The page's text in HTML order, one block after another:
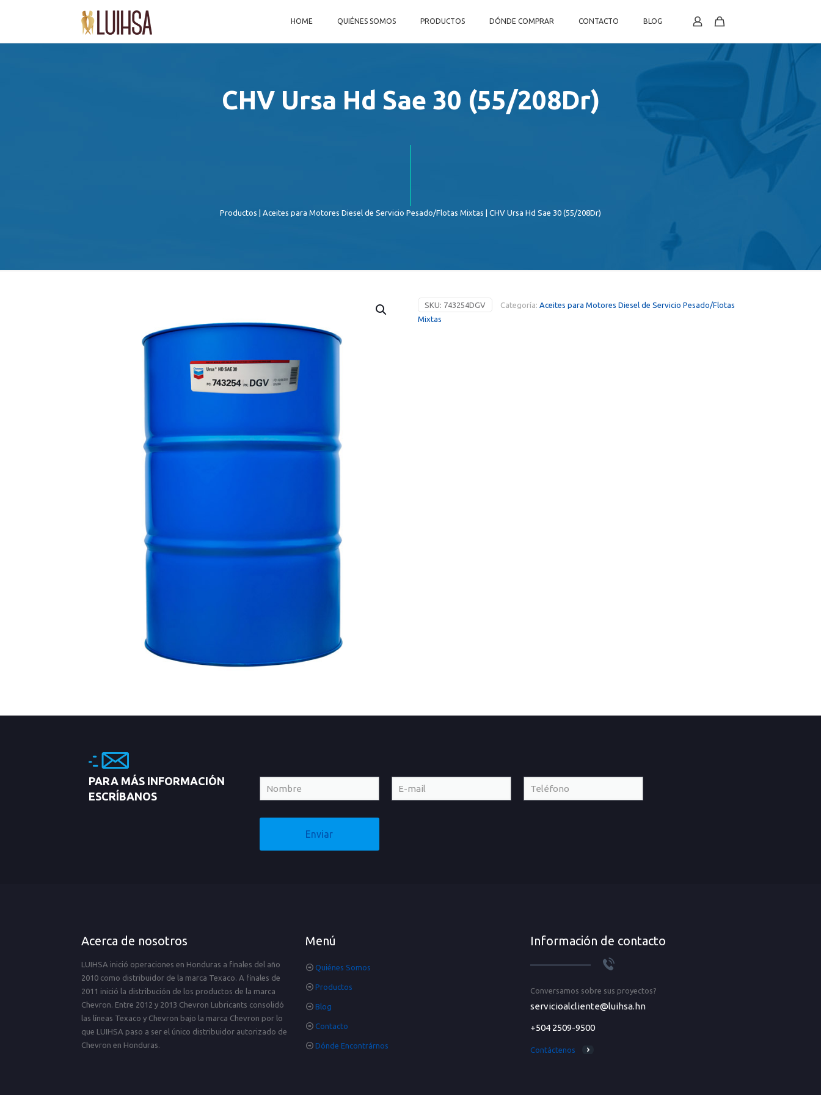
HOME QUIÉNES SOMOS PRODUCTOS DÓNDE COMPRAR CONTACTO BLOG
CHV Ursa Hd Sae 30 (55/208Dr)
Productos Aceites para Motores Diesel de Servicio Pesado/Flotas Mixtas | CHV Ursa Hd Sae 30 (55/208Dr)
SKU: 743254DGV Categoría: Aceites para Motores Diesel de Servicio Pesado/Flotas
Mixtas
PARA MÁS INFORMACIÓN
ESCRÍBANOS
Acerca de nosotros
LUIHSA inició operaciones en Honduras a finales del año
2010 como distribuidor de la marca Texaco. A finales de
2011 inició la distribución de los productos de la marca
Chevron. Entre 2012 y 2013 Chevron Lubricants consolidó
las líneas Texaco y Chevron bajo la marca Chevron por lo
que LUIHSA paso a ser el único distribuidor autorizado de
Chevron en Honduras.
Menú
Quiénes Somos
Productos
Blog
Contacto
Dónde Encontrárnos
Información de contacto
Conversamos sobre sus proyectos?
servicioalcliente@luihsa.hn
+504 2509-9500
Contáctenos